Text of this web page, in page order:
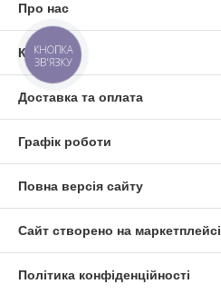
Про нас
Контакти
Доставка та оплата
Графік роботи
Повна версія сайту
Сайт створено на маркетплейсі
Політика конфіденційності
КНОПКА
ЗВ'ЯЗКУ